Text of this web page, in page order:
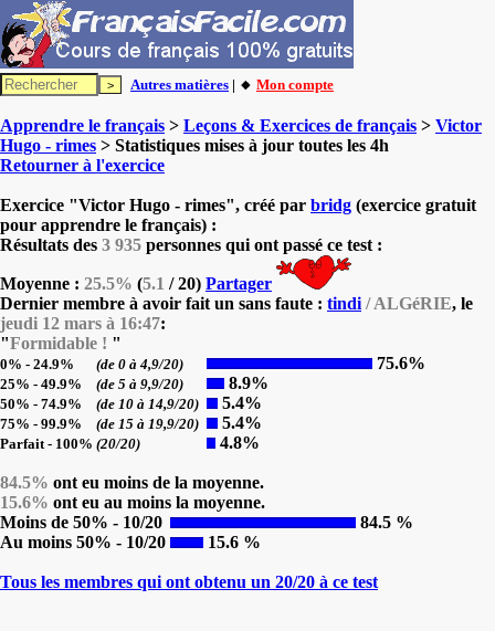
Autres matières | 🔸 Mon compte
Apprendre le français > Leçons & Exercices de français > Victor
Hugo - rimes > Statistiques mises à jour toutes les 4h
Retourner à l'exercice
Exercice "Victor Hugo - rimes", créé par bridg (exercice gratuit
pour apprendre le français) :
Résultats des 3 935 personnes qui ont passé ce test :
Moyenne : 25.5% (5.1 / 20) Partager
Dernier membre à avoir fait un sans faute : tindi / ALGéRIE, le
jeudi 12 mars à 16:47:
"Formidable ! "
0% - 24.9% (de 0 à 4,9/20) 75.6%
25% - 49.9% (de 5 à 9,9/20) 8.9%
50% - 74.9% (de 10 à 14,9/20) 5.4%
75% - 99.9% (de 15 à 19,9/20) 5.4%
Parfait - 100% (20/20) 4.8%
84.5% ont eu moins de la moyenne.
15.6% ont eu au moins la moyenne.
Moins de 50% - 10/20
84.5 %
Au moins 50% - 10/20
15.6 %
Tous les membres qui ont obtenu un 20/20 à ce test